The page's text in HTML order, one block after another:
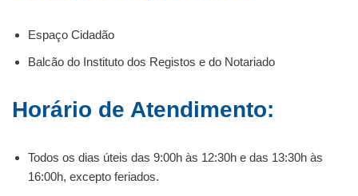
Espaço Cidadão
Balcão do Instituto dos Registos e do Notariado
Horário de Atendimento:
Todos os dias úteis das 9:00h às 12:30h e das 13:30h às
16:00h, excepto feriados.